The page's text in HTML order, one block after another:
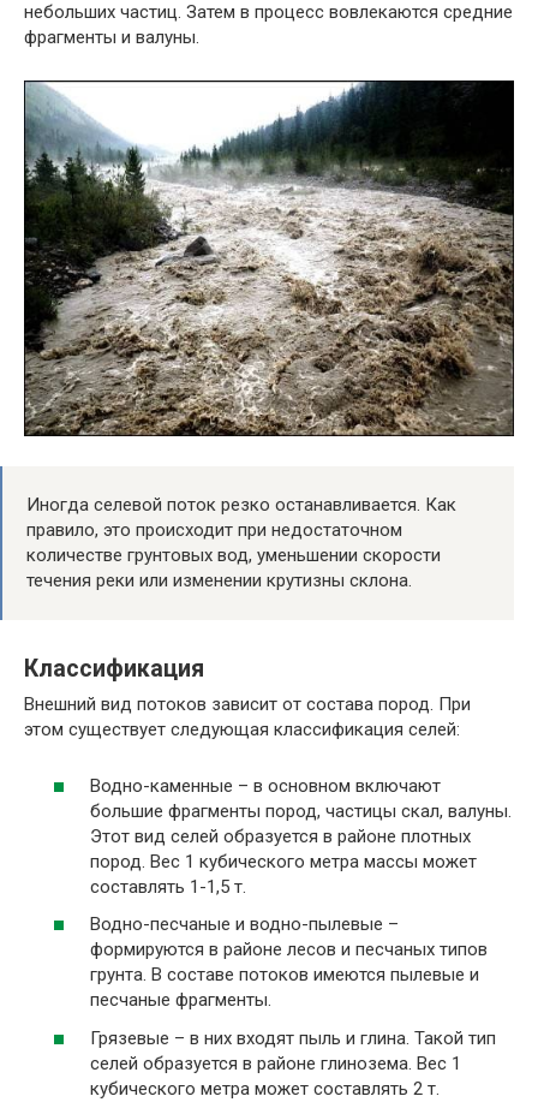
небольших частиц. Затем в процесс вовлекаются средние
фрагменты и валуны.
Иногда селевой поток резко останавливается. Как
правило, это происходит при недостаточном
количестве грунтовых вод, уменьшении скорости
течения реки или изменении крутизны склона.
Классификация
Внешний вид потоков зависит от состава пород. При
этом существует следующая классификация селей:
Водно-каменные – в основном включают
большие фрагменты пород, частицы скал, валуны.
Этот вид селей образуется в районе плотных
пород. Вес 1 кубического метра массы может
составлять 1-1,5 т.
Водно-песчаные и водно-пылевые –
формируются в районе лесов и песчаных типов
грунта. В составе потоков имеются пылевые и
песчаные фрагменты.
Грязевые – в них входят пыль и глина. Такой тип
селей образуется в районе глинозема. Вес 1
кубического метра может составлять 2 т.